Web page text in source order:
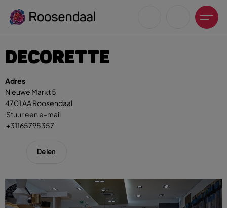
Zoeksuggesties
UITagenda
Fietsen
DECORETTE
Adres
Nieuwe Markt 5
4701 AA Roosendaal
Stuur een e-mail
+31165795357
Delen